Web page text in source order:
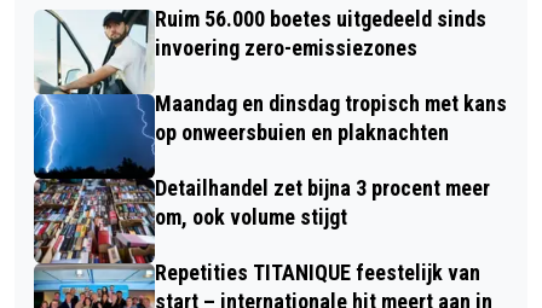
Ruim 56.000 boetes uitgedeeld sinds
invoering zero-emissiezones
Maandag en dinsdag tropisch met kans
op onweersbuien en plaknachten
Detailhandel zet bijna 3 procent meer
om, ook volume stijgt
Repetities TITANIQUE feestelijk van
start – internationale hit meert aan in